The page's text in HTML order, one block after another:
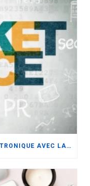
INTENSIFIER LE COMMERCE ÉLECTRONIQUE AVEC LA DISTRIBUTION OMNICANAL ET LES MARCHÉS NUMÉRIQUES